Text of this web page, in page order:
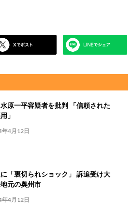
原一平容疑者を批判 「信頼された
」
年4月12日
「裏切られショック」 訴追受け大
元の奥州市
年4月12日